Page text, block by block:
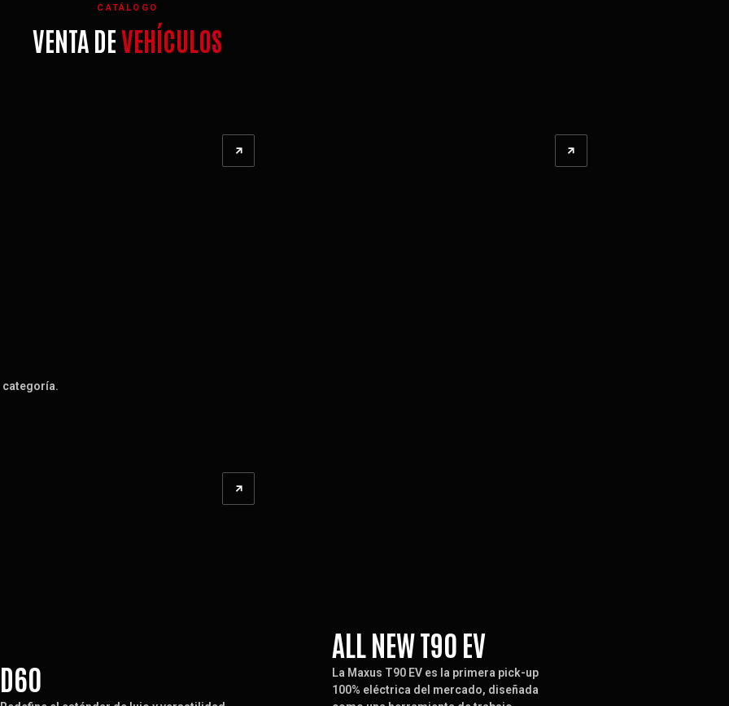
CATÁLOGO
VENTA DEVEHÍCULOS
categoría.
ALL NEW T90 EV
La Maxus T90 EV es la primera pick-up
100% eléctrica del mercado, diseñada
D60